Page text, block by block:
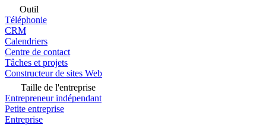
Outil
Téléphonie
CRM
Calendriers
Centre de contact
Tâches et projets
Constructeur de sites Web
Taille de l'entreprise
Entrepreneur indépendant
Petite entreprise
Entreprise